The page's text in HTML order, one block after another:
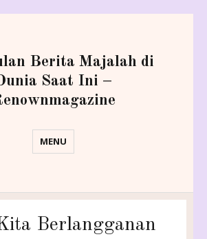
Berita Majalah di
Saat Ini –
MENU
Berlangganan